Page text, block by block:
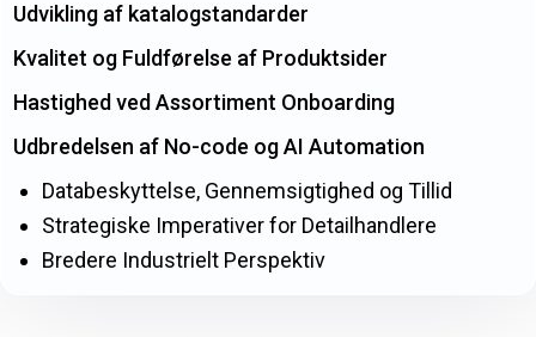
Udvikling af katalogstandarder
Kvalitet og Fuldførelse af Produktsider
Hastighed ved Assortiment Onboarding
Udbredelsen af No-code og AI Automation
Databeskyttelse, Gennemsigtighed og Tillid
Strategiske Imperativer for Detailhandlere
Bredere Industrielt Perspektiv